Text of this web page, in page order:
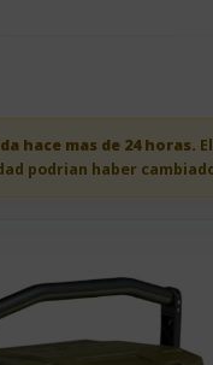
hace mas de 24 horas.
podrian haber